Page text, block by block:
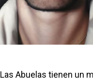
Las Abuelas tienen un